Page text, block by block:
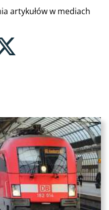
artykułów w mediach